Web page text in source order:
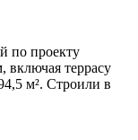
по проекту
террасу
м². Строили в